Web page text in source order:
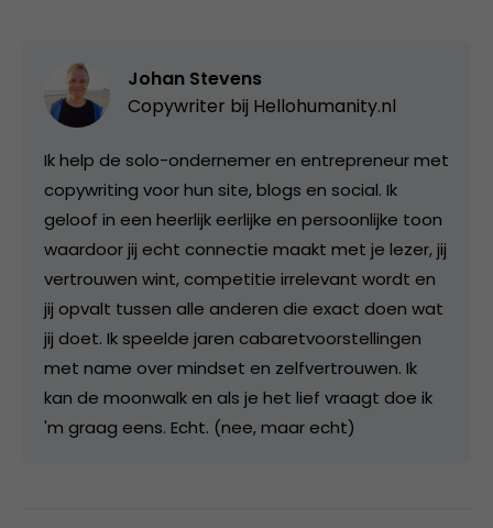
Johan Stevens
Copywriter bij Hellohumanity.nl
Ik help de solo-ondernemer en entrepreneur met
copywriting voor hun site, blogs en social. Ik
geloof in een heerlijk eerlijke en persoonlijke toon
waardoor jij echt connectie maakt met je lezer, jij
vertrouwen wint, competitie irrelevant wordt en
jij opvalt tussen alle anderen die exact doen wat
jij doet. Ik speelde jaren cabaretvoorstellingen
met name over mindset en zelfvertrouwen. Ik
kan de moonwalk en als je het lief vraagt doe ik
'm graag eens. Echt. (nee, maar echt)